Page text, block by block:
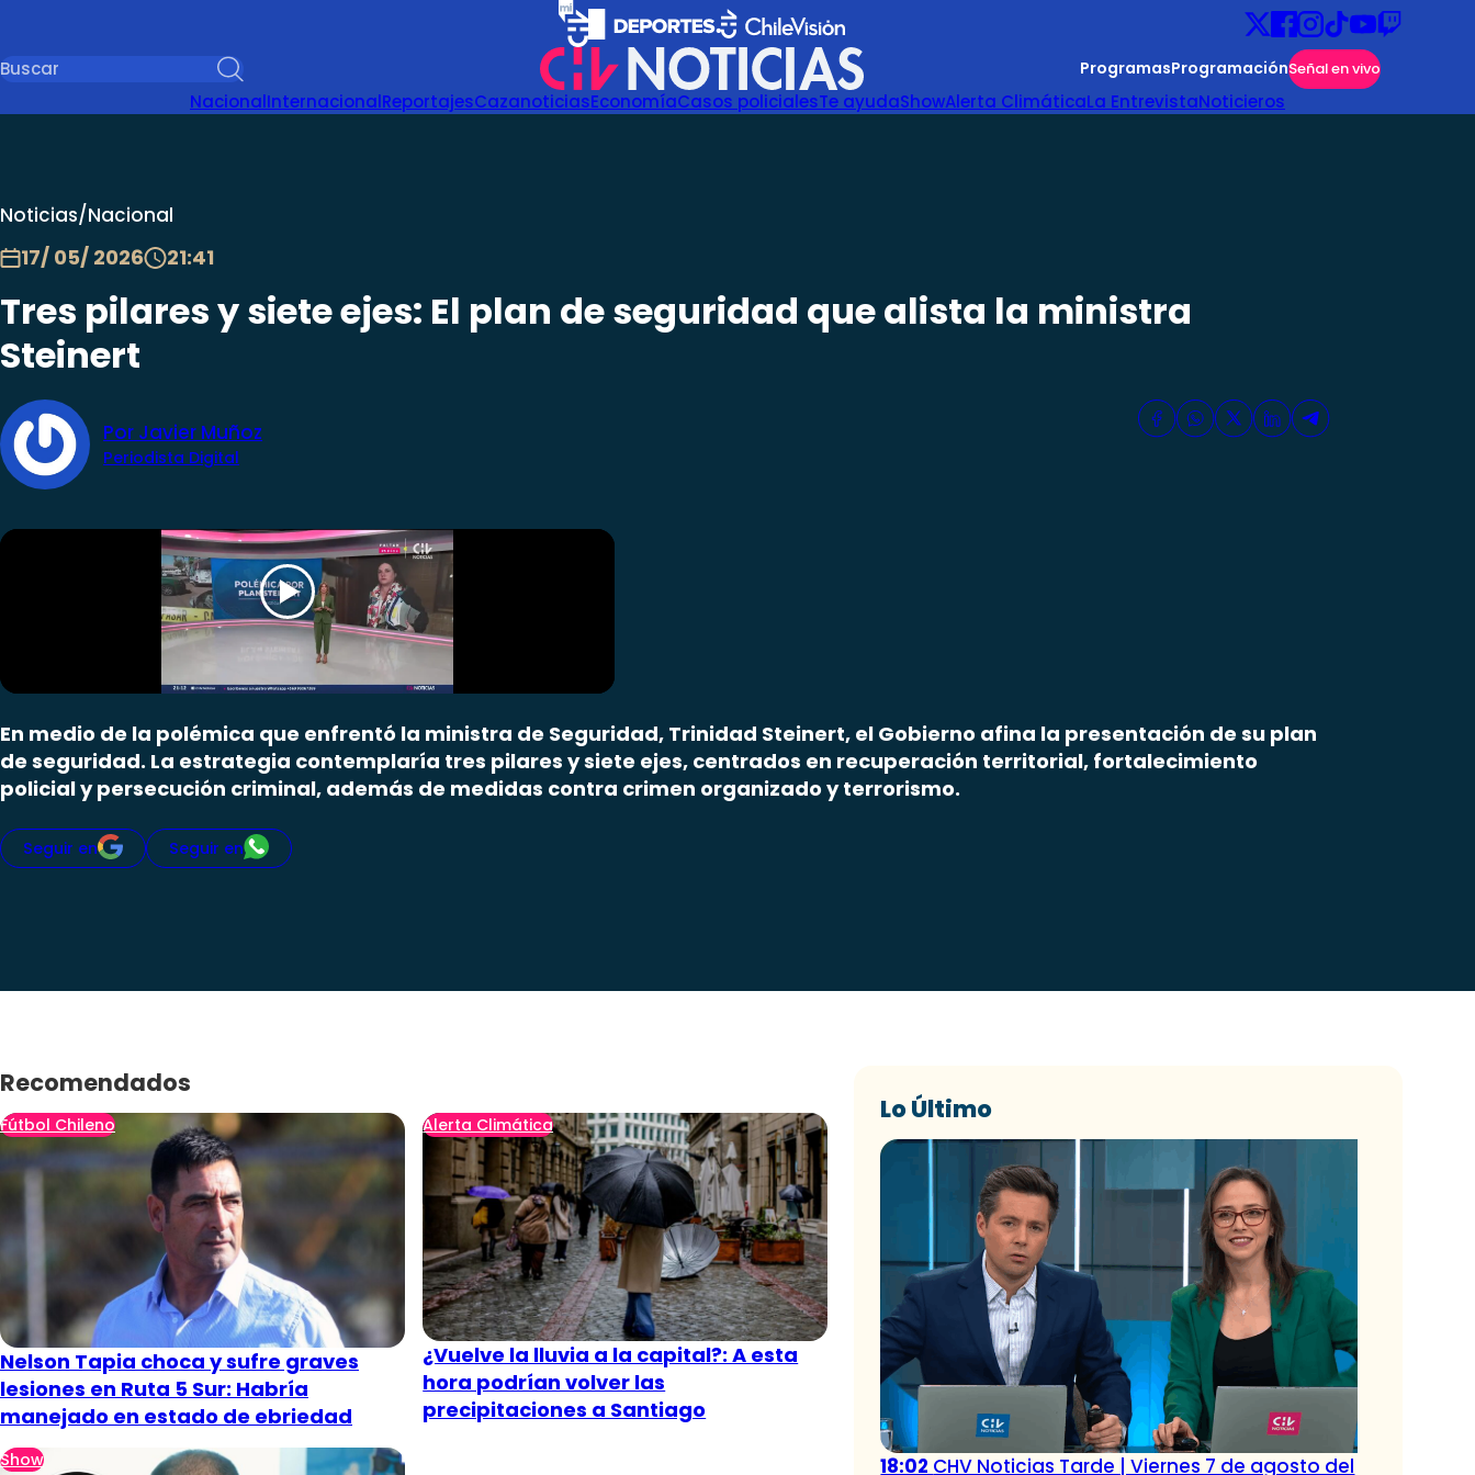
ProgramasProgramaciónSeñal en vivo
NacionalInternacionalReportajesCazanoticiasEconomíaCasos policialesTe ayudaShowAlerta ClimáticaLa EntrevistaNoticieros
Noticias/Nacional
17/ 05/ 2026 21:41
Tres pilares y siete ejes: El plan de seguridad que alista la ministra
Steinert
Por Javier Muñoz
Periodista Digital
En medio de la polémica que enfrentó la ministra de Seguridad, Trinidad Steinert, el Gobierno afina la presentación de su plan
de seguridad. La estrategia contemplaría tres pilares y siete ejes, centrados en recuperación territorial, fortalecimiento
policial y persecución criminal, además de medidas contra crimen organizado y terrorismo.
Seguir en Seguir en
Recomendados
Fútbol Chileno
Nelson Tapia choca y sufre graves
lesiones en Ruta 5 Sur: Habría
manejado en estado de ebriedad
Alerta Climática
¿Vuelve la lluvia a la capital?: A esta
hora podrían volver las
precipitaciones a Santiago
Show
Lo Último
18:02 CHV Noticias Tarde | Viernes 7 de agosto del